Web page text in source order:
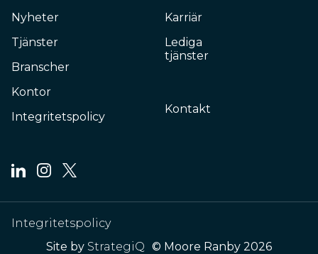
Nyheter
Tjänster
Branscher
Kontor
Integritetspolicy
Karriär
Lediga
tjänster
Kontakt
Integritetspolicy
Site by StrategiQ © Moore Ranby 2026